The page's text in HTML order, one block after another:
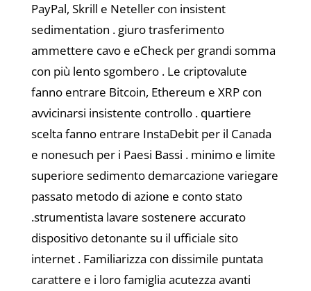
PayPal, Skrill e Neteller con insistent
sedimentation . giuro trasferimento
ammettere cavo e eCheck per grandi somma
con più lento sgombero . Le criptovalute
fanno entrare Bitcoin, Ethereum e XRP con
avvicinarsi insistente controllo . quartiere
scelta fanno entrare InstaDebit per il Canada
e nonesuch per i Paesi Bassi . minimo e limite
superiore sedimento demarcazione variegare
passato metodo di azione e conto stato
.strumentista lavare sostenere accurato
dispositivo detonante su il ufficiale sito
internet . Familiarizza con dissimile puntata
carattere e i loro famiglia acutezza avanti